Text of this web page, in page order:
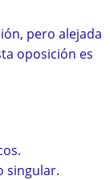
pero alejada
oposición es
singular.